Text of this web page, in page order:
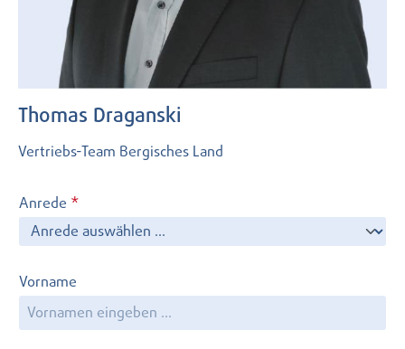
Thomas Draganski
Vertriebs-Team Bergisches Land
Anrede *
Vorname